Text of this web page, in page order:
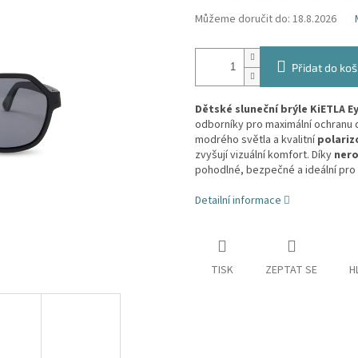
Můžeme doručit do: 18.8.2026
Přidat do
Dětské sluneční brýle KiETLA
odborníky pro maximální ochranu
modrého světla a kvalitní
zvyšují vizuální komfort. Díky
pohodlné, bezpečné a ideální
Detailní informace
TISK ZEPTAT SE